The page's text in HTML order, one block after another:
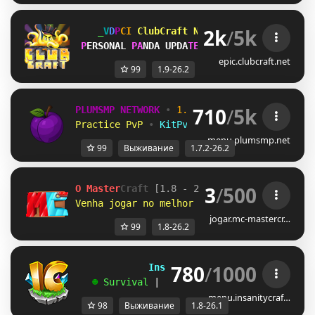
_[SLE ClubCraft Network • [1.9 ➥
PERSONAL PANDA UPDATE ! | Co mmand p
2k/5k
epic.clubcraft.net
99 1.9-26.2
PLUMSMP NETWORK • 1.7.2 ➜ 26.2
Practice PvP
• KitPvP • Lifesteal
710/5k
menu.plumsmp.net
99 Выживание 1.7.2-26.2
O MasterCraft [1.8 - 26.2] ●
Venha jogar no melhor
RankUP!! Resetamos!
3/500
jogar.mc-mastercr…
99 1.8-26.2
InsanityCraft || 1.8 - 26.1
☻ Survival Factions | Skyblock
780/1000
menu.insanitycraf…
98 Выживание 1.8-26.1